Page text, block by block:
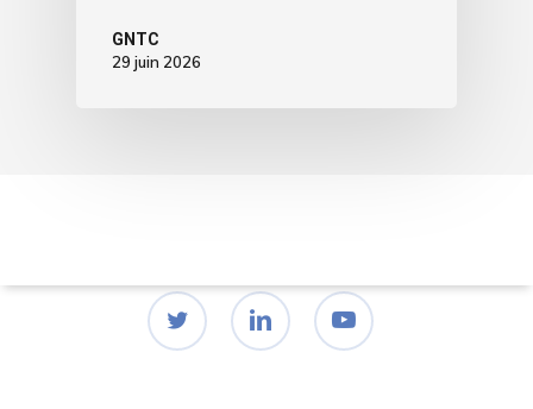
GNTC
29 juin 2026
twitter linkedin youtube